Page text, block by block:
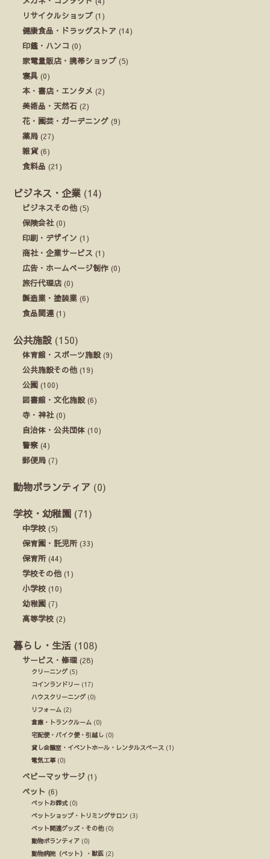
リサイクルショップ (1)
健康食品・ドラッグストア (14)
印鑑・ハンコ (0)
家電量販店・携帯ショップ (5)
寝具 (0)
本・書店・エンタメ (2)
美術品・天然石 (2)
花・園芸・ガーデニング (9)
薬局 (27)
雑貨(6)
食料品 (21)
ビジネス・企業 (14)
ビジネスその他 (5)
保険会社(0)
印刷・デザイン (1)
商社・企業サービス (1)
広告・ホームページ制作 (0)
旅行代理店 (0)
製造業・塗装業 (6)
食品関連 (1)
公共施設 (150)
体育館・スポーツ施設(9)
公共施設その他 (19)
公園 (100)
図書館・文化施設(6)
寺・神社(0)
自治体・公共団体 (10)
警察 (4)
郵便局 (7)
動物ボランティア (0)
学校・幼稚園 (71)
中学校 (5)
保育園・託児所(33)
保育所(44)
学校その他 (1)
小学校 (10)
幼稚園 (7)
高等学校 (2)
暮らし・生活 (108)
サービス・修理 (28)
クリーニング(5)
コインランドリー (17)
ハウスクリーニング(0)
リフォーム (2)
倉庫・トランクルーム (0)
宅配便・バイク便・引越し (0)
貸し会議室・イベントホール・レンタルスペース (1)
電気工事(0)
ベビーマッサージ (1)
ペット (6)
ペットお葬式(0)
ペットショップ・トリミングサロン (3)
ペット関連グッズ・その他(0)
動物ボランティア (0)
動物病院（ペット）・獣医 (2)